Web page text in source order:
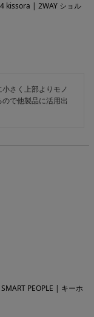
kissora | 2WAY ショル
さく上部よりモノ
で他製品に活用出
PEOPLE | キーホ